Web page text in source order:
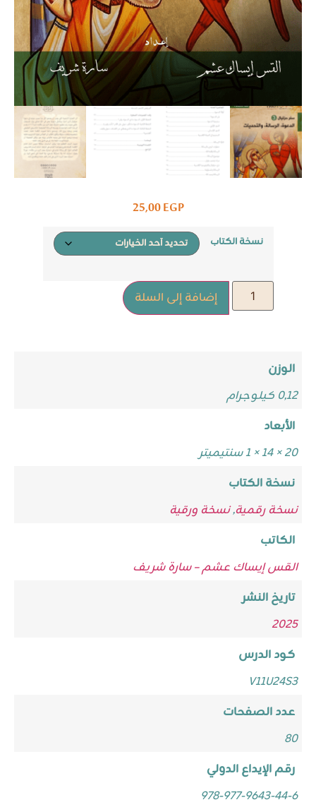
25,00EGP
نسخة الكتاب
إضافة إلى السلة
الوزن
0,12 كيلوجرام
الأبعاد
20 × 14 × 1 سنتيميتر
نسخة الكتاب
نسخة رقمية,نسخة ورقية
الكاتب
القس إيساك عشم – سارة شريف
تاريخ النشر
2025
كود الدرس
V11U24S3
عدد الصفحات
80
رقم الإيداع الدولي
978-977-9643-44-6